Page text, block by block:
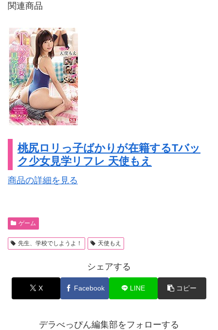
関連商品
桃尻ロリっ子ばかりが在籍するTバッ
ク少女見学リフレ 天使もえ
商品の詳細を見る
ゲーム
先生、学校でしようよ！ 天使もえ
シェアする
X Facebook LINE コピー
デラべっぴん編集部をフォローする